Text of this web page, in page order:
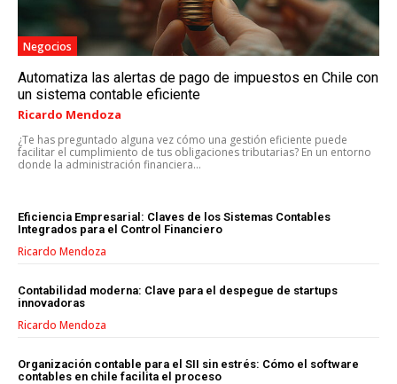
PUBLICIDAD
VENTAS Y PERSUASIÓN
GESTIÓN DE PRODUCTOS
COMUNICACIÓN CORPORATIVA
GESTIÓN DE MARCA
ANÁLISIS DE COMPETENCIA
GESTIÓN DE CLIENTES
EMPRENDIMIENTO
INNOVACIÓN EMPRESARIAL
LIDERAZGO
Negocios
Automatiza las alertas de pago de impuestos en Chile con
un sistema contable eficiente
Ricardo Mendoza
¿Te has preguntado alguna vez cómo una gestión eficiente puede
facilitar el cumplimiento de tus obligaciones tributarias? En un entorno
donde la administración financiera...
Eficiencia Empresarial: Claves de los Sistemas Contables
Integrados para el Control Financiero
Ricardo Mendoza
Contabilidad moderna: Clave para el despegue de startups
innovadoras
Ricardo Mendoza
Organización contable para el SII sin estrés: Cómo el software
contables en chile facilita el proceso